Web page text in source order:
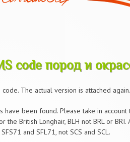
code пород и
code пород и
The actual version is attached again.
have been found. Please take in
the British Longhair, BLH not BRL or
and SFL71, not SCS and SCL.